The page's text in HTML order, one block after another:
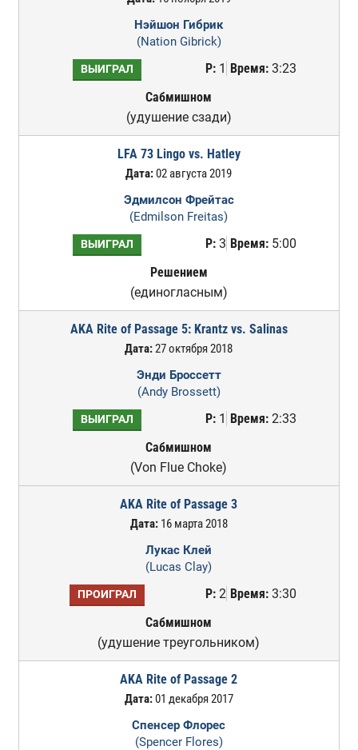
Нэйшон Гибрик
(Nation Gibrick)
ВЫИГРАЛ Р:1 Время:3:23
Сабмишном
(удушение сзади)
LFA 73 Lingo vs. Hatley
Дата:02 августа 2019
Эдмилсон Фрейтас
(Edmilson Freitas)
ВЫИГРАЛ Р:3 Время:5:00
Решением
(единогласным)
AKA Rite of Passage 5: Krantz vs. Salinas
Дата:27 октября 2018
Энди Броссетт
(Andy Brossett)
ВЫИГРАЛ Р:1 Время:2:33
Сабмишном
(Von Flue Choke)
AKA Rite of Passage 3
Дата:16 марта 2018
Лукас Клей
(Lucas Clay)
ПРОИГРАЛ Р:2 Время:3:30
Сабмишном
(удушение треугольником)
AKA Rite of Passage 2
Дата:01 декабря 2017
Спенсер Флорес
(Spencer Flores)